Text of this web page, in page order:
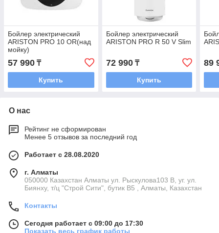
Бойлер электрический
ARISTON PRO 10 OR(над
мойку)
57 990 ₸
Купить
Бойлер электрический
ARISTON PRO R 50 V Slim
72 990₸
Купить
89
О нас
Рейтинг не сформирован
Менее 5 отзывов за последний год
Работает с 28.08.2020
г. Алматы
050000 Казахстан Алматы ул. Рыскулова103 В, уг. ул.
Биянху, т/ц "Строй Сити", бутик В5 , Алматы, Казахстан
Контакты
Сегодня работает с 09:00 до 17:30
Показать весь график работы